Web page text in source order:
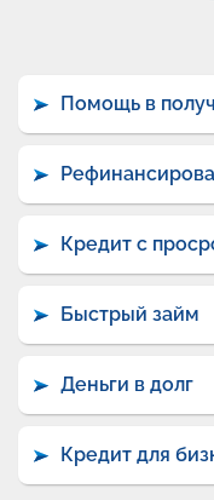
Помощь в
Кредит с
Быстрый займ
Деньги в долг
Кредит для